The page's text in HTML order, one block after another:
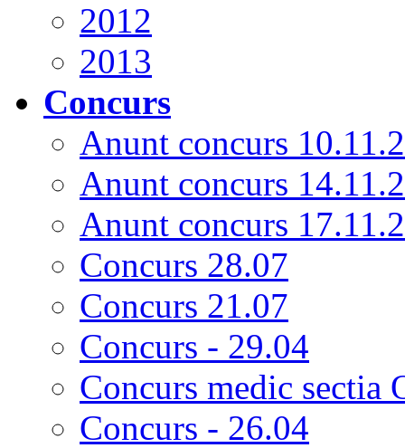
2012
2013
Concurs
Anunt concurs
Anunt concurs
Anunt concurs
Concurs 28.07
Concurs 21.07
Concurs - 29.04
Concurs medic sectia
Concurs - 26.04